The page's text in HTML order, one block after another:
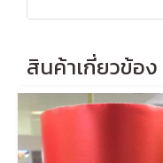
สินค้าเกี่ยวข้อง